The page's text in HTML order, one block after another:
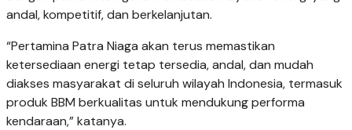
andal, kompetitif, dan berkelanjutan.
“Pertamina Patra Niaga akan terus memastikan
ketersediaan energi tetap tersedia, andal, dan mudah
diakses masyarakat di seluruh wilayah Indonesia, termasuk
produk BBM berkualitas untuk mendukung performa
kendaraan,” katanya.